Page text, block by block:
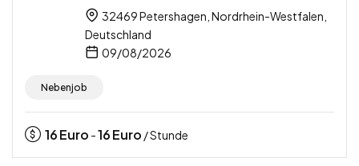
32469 Petershagen, Nordrhein-Westfalen,
Deutschland
09/08/2026
Nebenjob
16Euro -16Euro / Stunde